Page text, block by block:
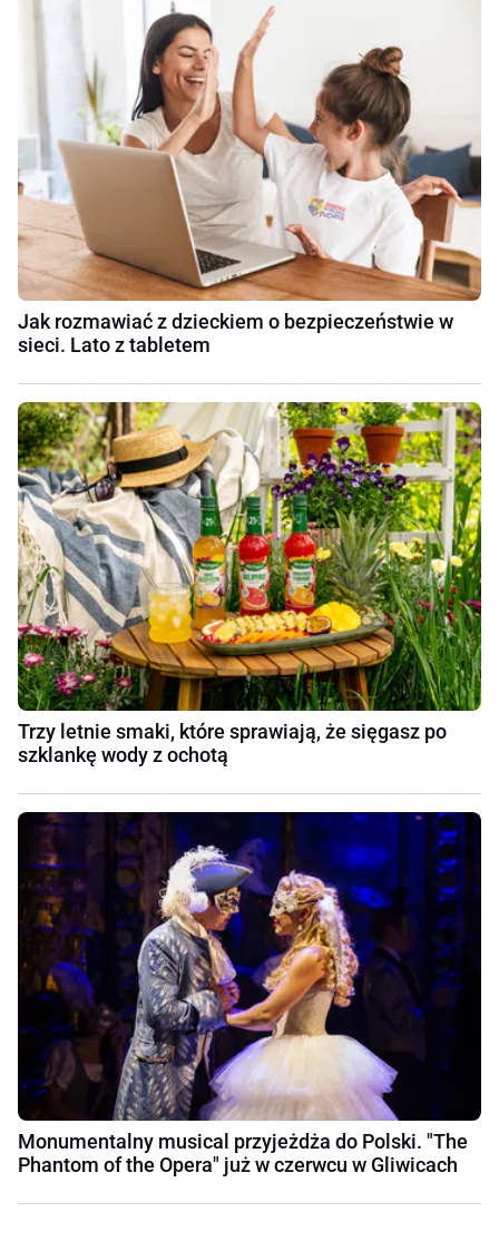
Jak rozmawiać z dzieckiem o bezpieczeństwie w
sieci. Lato z tabletem
Trzy letnie smaki, które sprawiają, że sięgasz po
szklankę wody z ochotą
Monumentalny musical przyjeżdża do Polski. "The
Phantom of the Opera" już w czerwcu w Gliwicach